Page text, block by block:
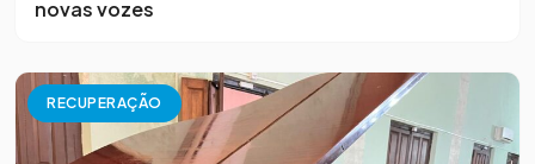
novas vozes
RECUPERAÇÃO